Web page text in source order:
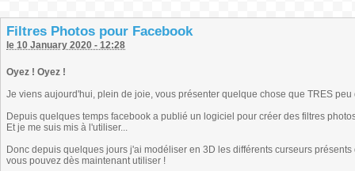
Filtres Photos pour Facebook
le 10 January 2020 - 12:28
Oyez ! Oyez !
Je viens aujourd'hui, plein de joie, vous présenter quelque chose que TRES
Depuis quelques temps facebook a publié un logiciel pour créer des filtres
Et je me suis mis à l'utiliser...
Donc depuis quelques jours j'ai modéliser en 3D les différents curseurs
vous pouvez dès maintenant utiliser !